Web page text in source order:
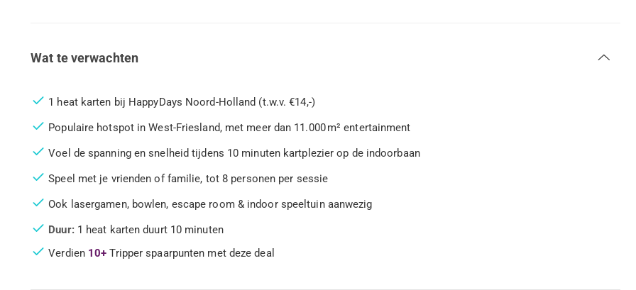
Wat te verwachten
1 heat karten bij HappyDays Noord-Holland (t.w.v. €14,-)
Populaire hotspot in West-Friesland, met meer dan 11.000 m² entertainment
Voel de spanning en snelheid tijdens 10 minuten kartplezier op de indoorbaan
Speel met je vrienden of familie, tot 8 personen per sessie
Ook lasergamen, bowlen, escape room & indoor speeltuin aanwezig
Duur:1 heat karten duurt 10 minuten
Verdien 10+ Tripper spaarpunten met deze deal